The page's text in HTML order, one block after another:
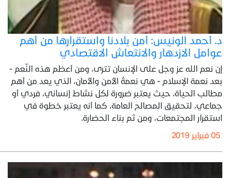
د. أحمد الونيس: أمن بلادنا واستقرارها من أهم
عوامل الازدهار والانتعاش الاقتصادي
إن نعم الله عز وجل على الإنسان تترى، ومن أعظم هذه النِّعم -
بعد نعمة الإسلام - هي نعمةُ الأمن والأمان، الذي يعد من أهم
مطالب الحياة، حيث يعتبر ضرورة لكل نشاط إنساني، فردي أو
جماعي، لتحقيق المصالح العامة، كما أنه يعتبر خطوة في
استقرار المجتمعات، ومن ثم بناء الحضارة.